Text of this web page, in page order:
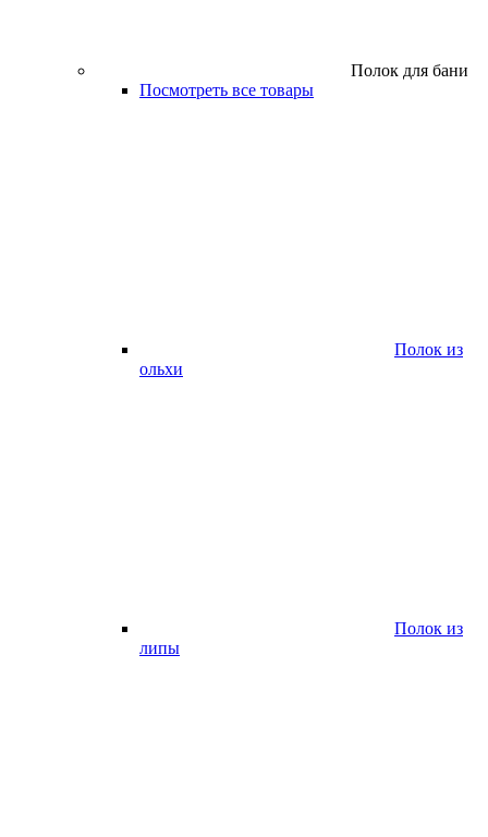
Полок для бани
Посмотреть все товары
Полок из
ольхи
Полок из
липы